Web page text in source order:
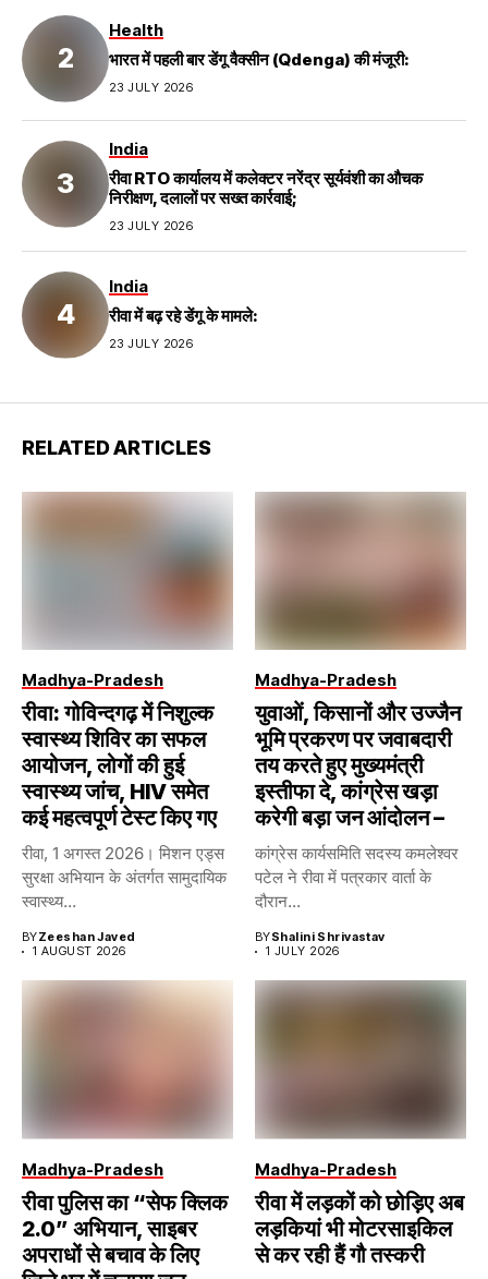
Health
भारत में पहली बार डेंगू वैक्सीन (Qdenga) की मंजूरी:
23 JULY 2026
India
रीवा RTO कार्यालय में कलेक्टर नरेंद्र सूर्यवंशी का औचक
निरीक्षण, दलालों पर सख्त कार्रवाई;
23 JULY 2026
India
रीवा में बढ़ रहे डेंगू के मामले:
23 JULY 2026
RELATED ARTICLES
Madhya-Pradesh
रीवा: गोविन्दगढ़ में निशुल्क
स्वास्थ्य शिविर का सफल
आयोजन, लोगों की हुई
स्वास्थ्य जांच, HIV समेत
कई महत्वपूर्ण टेस्ट किए गए
रीवा, 1 अगस्त 2026। मिशन एड्स
सुरक्षा अभियान के अंतर्गत सामुदायिक
स्वास्थ्य...
BYZeeshan Javed
1 AUGUST 2026
Madhya-Pradesh
युवाओं, किसानों और उज्जैन
भूमि प्रकरण पर जवाबदारी
तय करते हुए मुख्यमंत्री
इस्तीफा दे, कांग्रेस खड़ा
करेगी बड़ा जन आंदोलन –
कांग्रेस कार्यसमिति सदस्य कमलेश्वर
पटेल ने रीवा में पत्रकार वार्ता के
दौरान...
BYShalini Shrivastav
1 JULY 2026
Madhya-Pradesh
रीवा पुलिस का “सेफ क्लिक
2.0” अभियान, साइबर
अपराधों से बचाव के लिए
Madhya-Pradesh
रीवा में लड़कों को छोड़िए अब
लड़कियां भी मोटरसाइकिल
से कर रही हैं गौ तस्करी